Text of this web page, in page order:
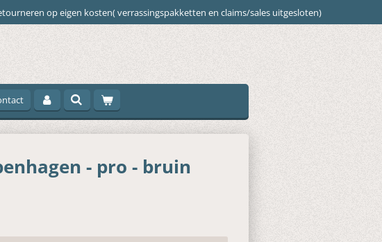
op eigen kosten( verrassingspakketten en claims/sales uitgesloten)
- pro - bruin